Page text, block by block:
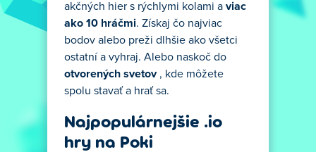
akčných hier s rýchlymi kolami a viac
ako 10 hráčmi. Získaj čo najviac
bodov alebo preži dlhšie ako všetci
ostatní a vyhraj. Alebo naskoč do
otvorených svetov, kde môžete
spolu stavať a hrať sa.
Najpopulárnejšie .io
hry na Poki